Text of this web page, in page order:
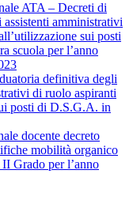
ATA – Decreti di
amministrativi
sui posti
scuola per l’anno
definitiva degli
di ruolo aspiranti
posti di D.S.G.A. in
docente decreto
mobilità organico
Grado per l’anno